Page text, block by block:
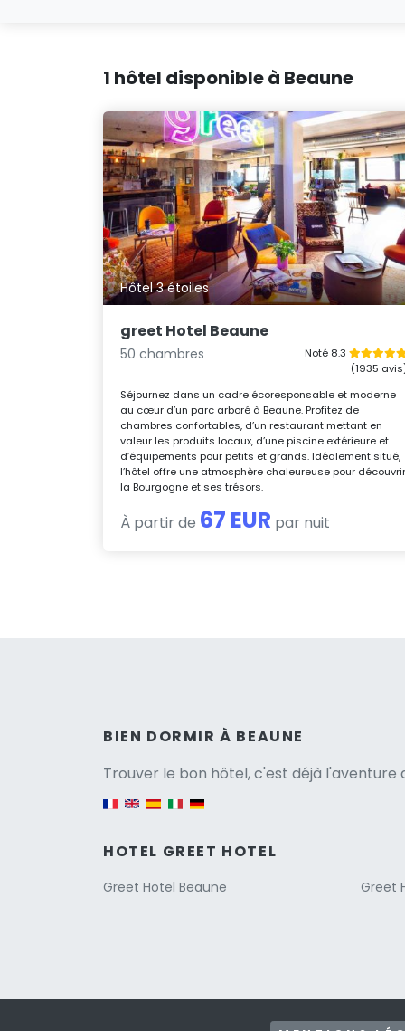
1 hôtel disponible à Beaune
Hôtel 3 étoiles
greet Hotel Beaune
50 chambres
Noté 8.3
(1935
Séjournez dans un cadre écoresponsable et moderne
au cœur d’un parc arboré à Beaune. Profitez de
chambres confortables, d’un restaurant mettant en
valeur les produits locaux, d’une piscine extérieure et
d’équipements pour petits et grands. Idéalement situé,
l’hôtel offre une atmosphère chaleureuse pour
la Bourgogne et ses trésors.
À partir de 67 EUR par nuit
BIEN DORMIR À BEAUNE
Trouver le bon hôtel, c'est déjà l'aventure
HOTEL GREET HOTEL
Greet Hotel Beaune Greet